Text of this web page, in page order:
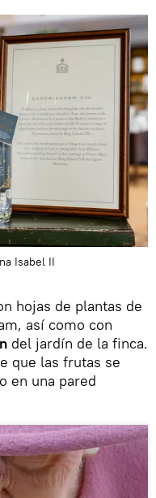
Isabel II
hojas de plantas de
así como con
del jardín de la finca.
que las frutas se
en una pared